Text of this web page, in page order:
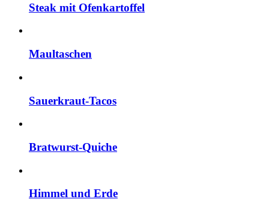
Steak mit Ofenkartoffel
Maultaschen
Sauerkraut-Tacos
Bratwurst-Quiche
Himmel und Erde